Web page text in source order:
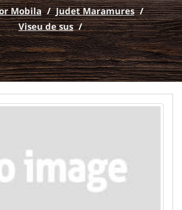
Mobila / Judet Maramures /
Viseu de sus /